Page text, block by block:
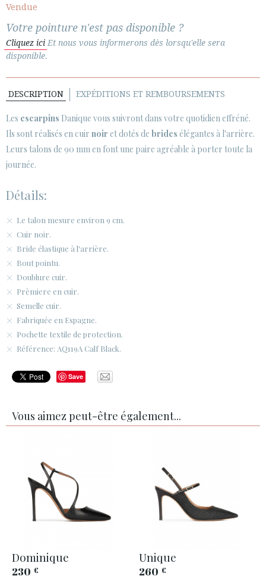
· SERVICE CLIENT
· EXPÉDITIONS
· CHANGEMENTS ET REMBOURSEMENTS
· POLITIQUE DE CONFIDENTIALITÉ
· TERMES ET CONDITIONS
     
SECURE WEB SSL CERTIFICATE
Vendue
Votre pointure n'est pas disponible ?
Cliquez ici Et nous vous informerons dès lorsqu'elle sera
disponible.
DESCRIPTION EXPÉDITIONS ET REMBOURSEMENTS
Les escarpins Danique vous suivront dans votre quotidien effréné.
Ils sont réalisés en cuir noir et dotés de brides élégantes à l'arrière.
Leurs talons de 90 mm en font une paire agréable à porter toute la
journée.
Détails:
Le talon mesure environ 9 cm.
Cuir noir.
Bride élastique à l'arrière.
Bout pointu.
Doublure cuir.
Prèmiere en cuir.
Semelle cuir.
Fabriquée en Espagne.
Pochette textile de protection.
Référence: AQ119A Calf Black.
Save
Vous aimez peut-être également...
Dominique
230 €
Unique
260 €